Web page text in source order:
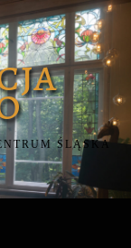
ŚLĄSKA